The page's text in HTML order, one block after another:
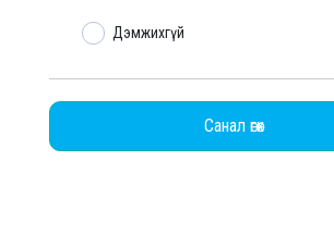
Дэмжихгүй
Санал өгөх